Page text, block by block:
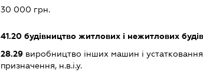
30 000 грн.
41.20будівництво житлових і нежитлових
28.29виробництво інших машин і устатковання
призначення, н.в.і.у.